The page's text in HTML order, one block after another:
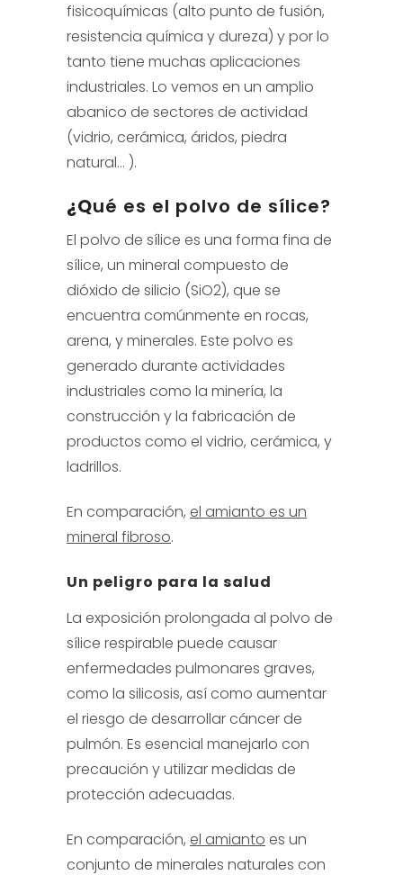
fisicoquímicas (alto punto de fusión,
resistencia química y dureza) y por lo
tanto tiene muchas aplicaciones
industriales. Lo vemos en un amplio
abanico de sectores de actividad
(vidrio, cerámica, áridos, piedra
natural… ).
¿Qué es el polvo de sílice?
El polvo de sílice es una forma fina de
sílice, un mineral compuesto de
dióxido de silicio (SiO2), que se
encuentra comúnmente en rocas,
arena, y minerales. Este polvo es
generado durante actividades
industriales como la minería, la
construcción y la fabricación de
productos como el vidrio, cerámica, y
ladrillos.
En comparación, el amianto es un
mineral fibroso.
Un peligro para la salud
La exposición prolongada al polvo de
sílice respirable puede causar
enfermedades pulmonares graves,
como la silicosis, así como aumentar
el riesgo de desarrollar cáncer de
pulmón. Es esencial manejarlo con
precaución y utilizar medidas de
protección adecuadas.
En comparación, el amianto es un
conjunto de minerales naturales con